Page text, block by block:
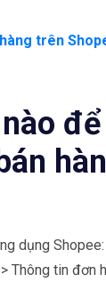
trên
dụng
Thông tin đơn